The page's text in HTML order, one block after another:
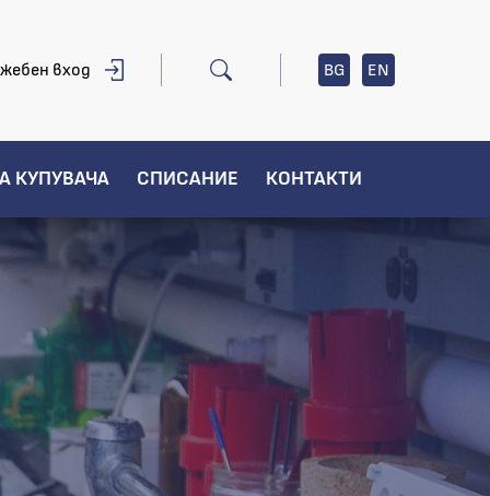
вход BG EN
КУПУВАЧА СПИСАНИЕ КОНТАКТИ